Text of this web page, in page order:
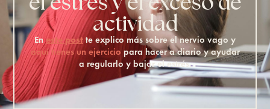
actividad
Eneste postte explico más sobre el nervio vago y
aquí tienes un ejercicio para hacer a diario y ayudar
a regularlo y bajar el estrés.